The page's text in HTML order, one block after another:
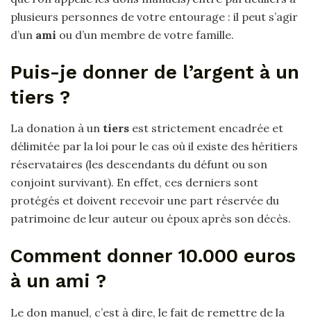
plusieurs personnes de votre entourage : il peut s’agir
d’un ami ou d’un membre de votre famille.
Puis-je donner de l’argent à un
tiers ?
La donation à un tiers est strictement encadrée et
délimitée par la loi pour le cas où il existe des héritiers
réservataires (les descendants du défunt ou son
conjoint survivant). En effet, ces derniers sont
protégés et doivent recevoir une part réservée du
patrimoine de leur auteur ou époux après son décès.
Comment donner 10.000 euros
à un ami ?
Le don manuel, c’est à dire, le fait de remettre de la